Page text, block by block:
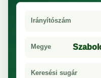
Irányítószám
Megye
Keresési sugár